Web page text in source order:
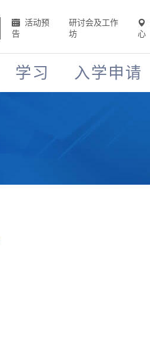
活动预
告
研讨会及工作
坊
心
学习 入学申请